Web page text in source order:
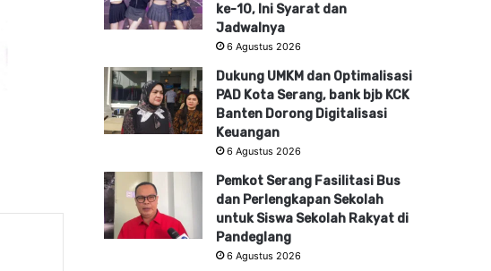
ke-10, Ini Syarat dan
Jadwalnya
6 Agustus 2026
Dukung UMKM dan Optimalisasi
PAD Kota Serang, bank bjb KCK
Banten Dorong Digitalisasi
Keuangan
6 Agustus 2026
Pemkot Serang Fasilitasi Bus
dan Perlengkapan Sekolah
untuk Siswa Sekolah Rakyat di
Pandeglang
6 Agustus 2026